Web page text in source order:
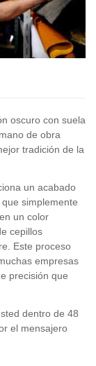
oscuro con suela
de obra
tradición de la
un acabado
simplemente
un color
cepillos
Este proceso
empresas
precisión que
dentro de 48
el mensajero